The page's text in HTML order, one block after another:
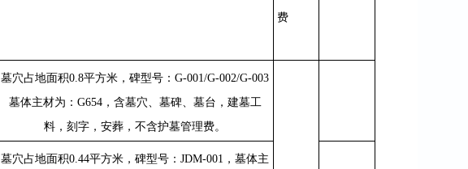
费
墓穴占地面积0.8平方米，碑型号： G-001/G-002/G-003
墓体主材为： G654，含墓穴、墓碑、墓台，建墓工
料，刻字，安葬，不含护墓管理费。
墓穴占地面积0.44平方米，碑型号： JDM-001 ，墓体主